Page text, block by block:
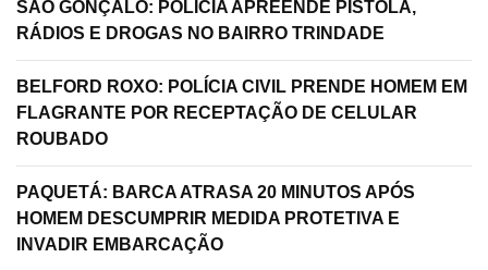
SÃO GONÇALO: POLÍCIA APREENDE PISTOLA,
RÁDIOS E DROGAS NO BAIRRO TRINDADE
BELFORD ROXO: POLÍCIA CIVIL PRENDE HOMEM EM
FLAGRANTE POR RECEPTAÇÃO DE CELULAR
ROUBADO
PAQUETÁ: BARCA ATRASA 20 MINUTOS APÓS
HOMEM DESCUMPRIR MEDIDA PROTETIVA E
INVADIR EMBARCAÇÃO